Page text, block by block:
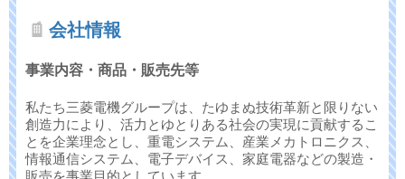
会社情報
事業内容・商品・販売先等
私たち三菱電機グループは、たゆまぬ技術革新と限りない
創造力により、活力とゆとりある社会の実現に貢献するこ
とを企業理念とし、重電システム、産業メカトロニクス、
情報通信システム、電子デバイス、家庭電器などの製造・
販売を事業目的としています。